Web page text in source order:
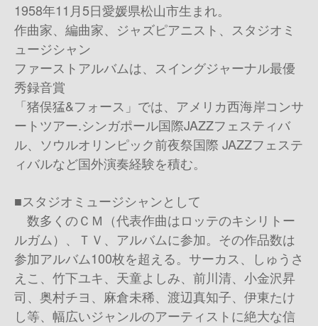
1958年11月5日愛媛県松山市生まれ。
作曲家、編曲家、ジャズピアニスト、スタジオミ
ュージシャン
ファーストアルバムは、スイングジャーナル最優
秀録音賞
「猪俣猛&フォース」では、アメリカ西海岸コンサ
ートツアー.シンガポール国際JAZZフェスティバ
ル、ソウルオリンピック前夜祭国際 JAZZフェステ
ィバルなど国外演奏経験を積む。
■スタジオミュージシャンとして
数多くのＣＭ（代表作曲はロッテのキシリトー
ルガム）、ＴＶ、アルバムに参加。その作品数は
参加アルバム100枚を超える。サーカス、しゅうさ
えこ、竹下ユキ、天童よしみ、前川清、小金沢昇
司、奥村チヨ、麻倉未稀、渡辺真知子、伊東たけ
し等、幅広いジャンルのアーティストに絶大な信